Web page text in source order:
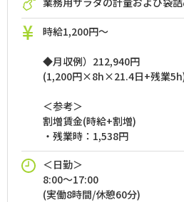
時給1,200円～
◆月収例）212,940円
(1,200円×8h×21.4日+残業
＜参考＞
割増賃金(時給+割増)
・残業時：1,538円
＜日勤＞
8:00～17:00
(実働8時間/休憩60分)